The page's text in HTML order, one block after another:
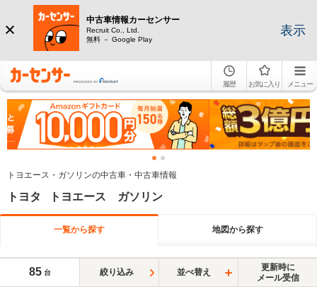
中古車情報カーセンサー
Recruit Co., Ltd.
無料 － Google Play
表示
履歴 お気に入り メニュー
トヨエース・ガソリンの中古車・中古車情報
トヨタ トヨエース ガソリン
一覧から探す 地図から探す
85 台 絞り込み 並べ替え
更新時に
メール受信